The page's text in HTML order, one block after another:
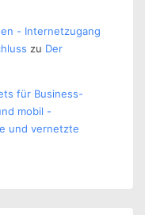
- Internetzugang
zu Der
für Business-
mobil -
und vernetzte